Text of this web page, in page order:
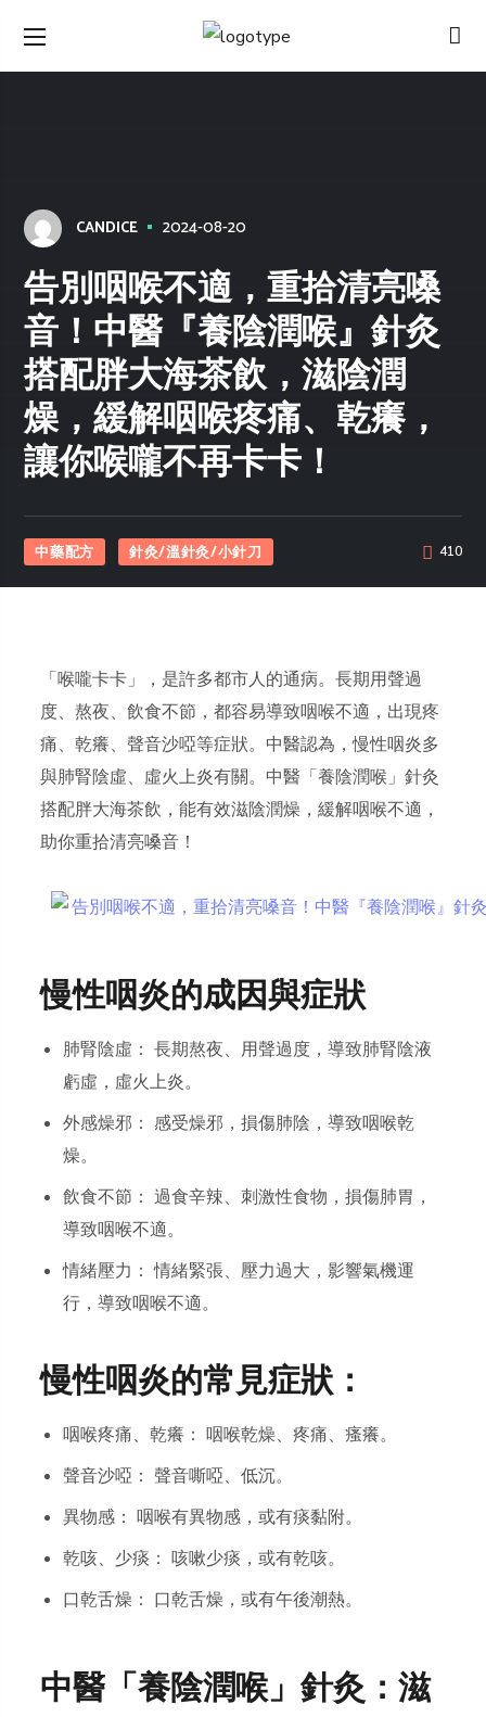
CANDICE 2024-08-20
告別咽喉不適，重拾清亮嗓
音！中醫『養陰潤喉』針灸
搭配胖大海茶飲，滋陰潤
燥，緩解咽喉疼痛、乾癢，
讓你喉嚨不再卡卡！
中藥配方 針灸/溫針灸/小針刀 410
「喉嚨卡卡」，是許多都市人的通病。長期用聲過
度、熬夜、飲食不節，都容易導致咽喉不適，出現疼
痛、乾癢、聲音沙啞等症狀。中醫認為，慢性咽炎多
與肺腎陰虛、虛火上炎有關。中醫「養陰潤喉」針灸
搭配胖大海茶飲，能有效滋陰潤燥，緩解咽喉不適，
助你重拾清亮嗓音！
慢性咽炎的成因與症狀
肺腎陰虛： 長期熬夜、用聲過度，導致肺腎陰液
虧虛，虛火上炎。
外感燥邪： 感受燥邪，損傷肺陰，導致咽喉乾
燥。
飲食不節： 過食辛辣、刺激性食物，損傷肺胃，
導致咽喉不適。
情緒壓力： 情緒緊張、壓力過大，影響氣機運
行，導致咽喉不適。
慢性咽炎的常見症狀：
咽喉疼痛、乾癢： 咽喉乾燥、疼痛、瘙癢。
聲音沙啞： 聲音嘶啞、低沉。
異物感： 咽喉有異物感，或有痰黏附。
乾咳、少痰： 咳嗽少痰，或有乾咳。
口乾舌燥： 口乾舌燥，或有午後潮熱。
中醫「養陰潤喉」針灸：滋